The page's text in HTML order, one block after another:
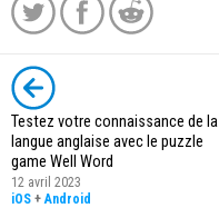
Testez votre connaissance de la
langue anglaise avec le puzzle
game Well Word
12 avril 2023
iOS + Android